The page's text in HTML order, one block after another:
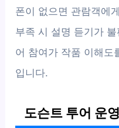
폰이 없으면 관람객에
부족 시 설명 듣기가
어 참여가 작품 이해도
입니다.
도슨트 투어 운